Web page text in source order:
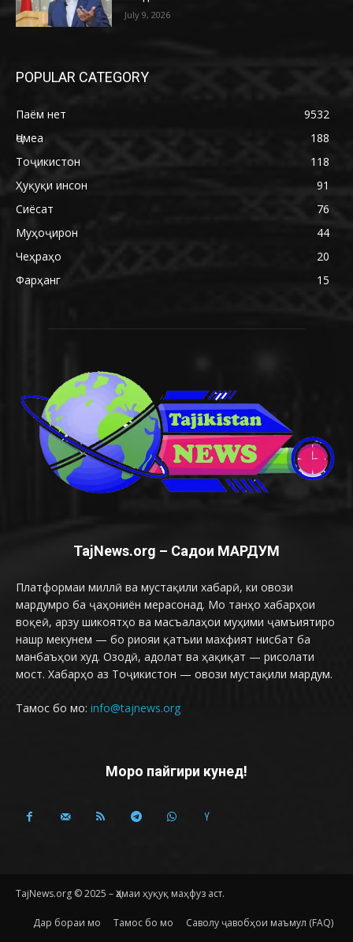
July 9, 2026
POPULAR CATEGORY
Паём нет
9532
Ҷомеа
188
Тоҷикистон
118
Ҳуқуқи инсон
91
Сиёсат
76
Муҳоҷирон
44
Чеҳраҳо
20
Фарҳанг
15
TajNews.org – Садои МАРДУМ
Платформаи миллӣ ва мустақили хабарӣ, ки овози
мардумро ба ҷаҳониён мерасонад. Мо танҳо хабарҳои
воқеӣ, арзу шикоятҳо ва масъалаҳои муҳими ҷамъиятиро
нашр мекунем — бо риояи қатъии махфият нисбат ба
манбаъҳои худ. Озодӣ, адолат ва ҳақиқат — рисолати
мост. Хабарҳо аз Тоҷикистон — овози мустақили мардум.
Тамос бо мо: info@tajnews.org
Моро пайгири кунед!
TajNews.org © 2025 – Ҳамаи ҳуқуқ маҳфуз аст.
Дар бораи мо Тамос бо мо Саволу ҷавобҳои маъмул (FAQ)